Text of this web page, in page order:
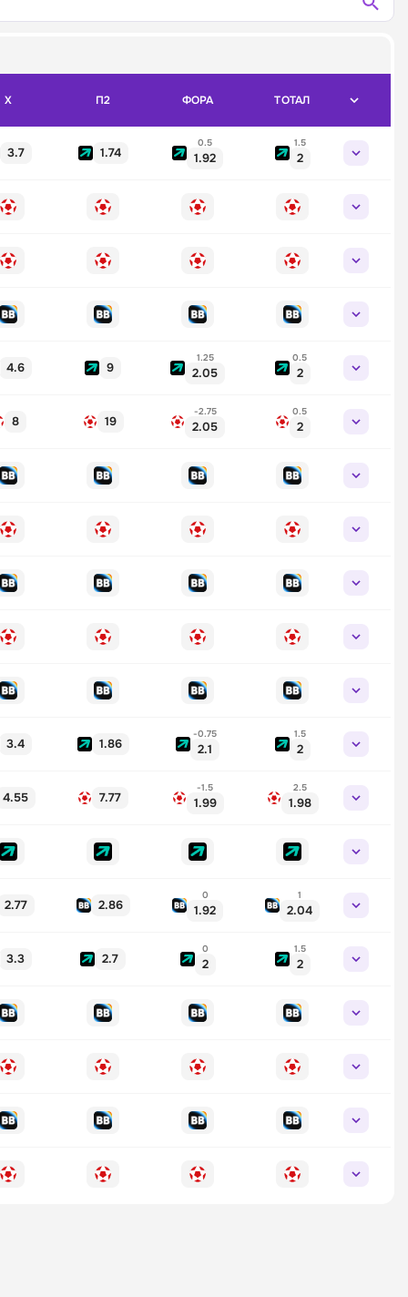
X П2 ФОРА ТОТАЛ
3.7 1.74
0.5
1.92
1.5
2
4.6 9
1.25
2.05
0.5
2
8 19
-2.75
2.05
0.5
2
3.4 1.86
-0.75
2.1
1.5
2
4.55 7.77
-1.5
1.99
2.5
1.98
2.77 2.86
0
1.92
1
2.04
3.3 2.7
0
2
1.5
2